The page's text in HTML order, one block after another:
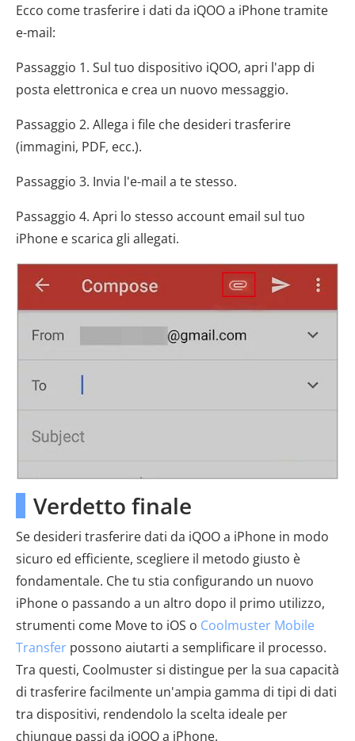
Ecco come trasferire i dati da iQOO a iPhone tramite
e-mail:
Passaggio 1. Sul tuo dispositivo iQOO, apri l'app di
posta elettronica e crea un nuovo messaggio.
Passaggio 2. Allega i file che desideri trasferire
(immagini, PDF, ecc.).
Passaggio 3. Invia l'e-mail a te stesso.
Passaggio 4. Apri lo stesso account email sul tuo
iPhone e scarica gli allegati.
Verdetto finale
Se desideri trasferire dati da iQOO a iPhone in modo
sicuro ed efficiente, scegliere il metodo giusto è
fondamentale. Che tu stia configurando un nuovo
iPhone o passando a un altro dopo il primo utilizzo,
strumenti come Move to iOS o Coolmuster Mobile
Transfer possono aiutarti a semplificare il processo.
Tra questi, Coolmuster si distingue per la sua capacità
di trasferire facilmente un'ampia gamma di tipi di dati
tra dispositivi, rendendolo la scelta ideale per
chiunque passi da iQOO a iPhone.